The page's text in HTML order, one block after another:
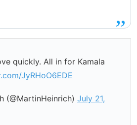
quickly. All in for Kamala
JyRHoO6EDE
(@MartinHeinrich) July 21,